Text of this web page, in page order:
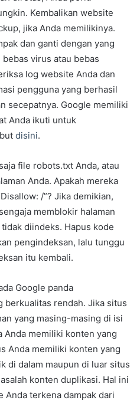
Kembalikan website
jika Anda memilikinya.
dan ganti dengan yang
virus atau bebas
log website Anda dan
pengguna yang berhasil
secepatnya. Google memiliki
Anda ikuti untuk
disini.
file robots.txt Anda, atau
Anda. Apakah mereka
/”? Jika demikian,
memblokir halaman
diindeks. Hapus kode
pengindeksan, lalu tunggu
itu kembali.
Google panda
berkualitas rendah. Jika situs
yang masing-masing di isi
Anda memiliki konten yang
Anda memiliki konten yang
di dalam maupun di luar situs
konten duplikasi. Hal ini
Anda terkena dampak dari